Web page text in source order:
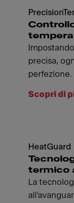
precisa,
perfezione.
Scopri di
HeatGuard
termico
La